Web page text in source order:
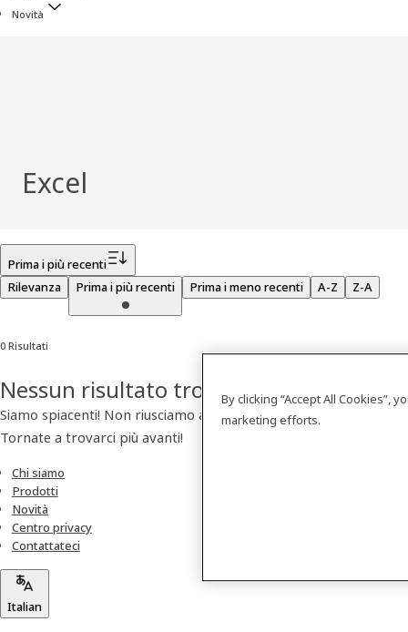
Novità
Excel
Prima i più recenti
Rilevanza
Prima i più recenti Prima i meno recenti A-Z Z-A
0 Risultati
Nessun risultato trovato
Siamo spiacenti! Non riusciamo a trovare nessun prodotto.
Tornate a trovarci più avanti!
Chi siamo
Prodotti
Novità
Centro privacy
Contattateci
Italian
By clicking “Accept All Cookies”,
marketing efforts.